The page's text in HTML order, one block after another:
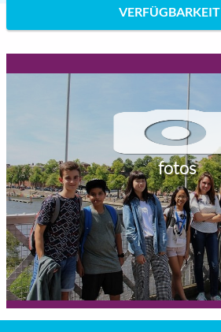
VERFÜGBARKEIT
fotos